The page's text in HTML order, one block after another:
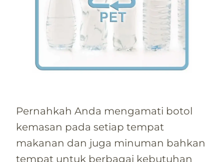
Pernahkah Anda mengamati botol
kemasan pada setiap tempat
makanan dan juga minuman bahkan
tempat untuk berbagai kebutuhan